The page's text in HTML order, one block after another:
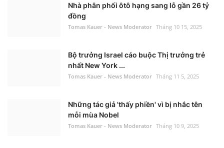
Nhà phân phối ôtô hạng sang lỗ gần 26 tỷ
đồng
Tomas Kauer - News Moderator Tháng 10 15, 2025
Bộ trưởng Israel cáo buộc Thị trưởng trẻ
nhất New York ...
Tomas Kauer - News Moderator Tháng 11 5, 2025
Những tác giả 'thấy phiền' vì bị nhắc tên
mỗi mùa Nobel
Tomas Kauer - News Moderator Tháng 10 9, 2025